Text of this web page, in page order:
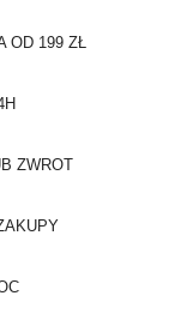
OD 199 ZŁ
ZWROT